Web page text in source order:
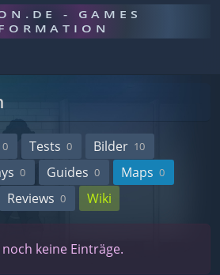
- GAMES
0 Tests 0 Bilder 10
0 Guides 0 Maps 0
Reviews 0 Wiki
keine Einträge.